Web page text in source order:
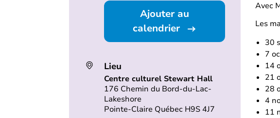
Ajouter au
calendrier
Lieu
Centre culturel Stewart Hall
176 Chemin du Bord-du-Lac-
Lakeshore
Pointe-Claire Québec H9S 4J7
Avec
Les
30
7
14
21
28
4
11